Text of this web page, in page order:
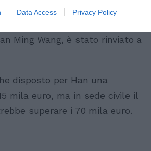
Data Access Privacy Policy
a 1 anno per
Ming Wang, è stato rinviato a
disposto per Han una
mila euro, ma in sede civile il
superare i 70 mila euro.